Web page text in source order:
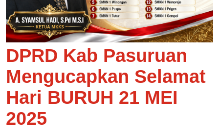
DPRD Kab Pasuruan
Mengucapkan Selamat
Hari BURUH 21 MEI
2025